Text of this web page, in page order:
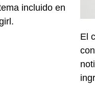
incluido en
El